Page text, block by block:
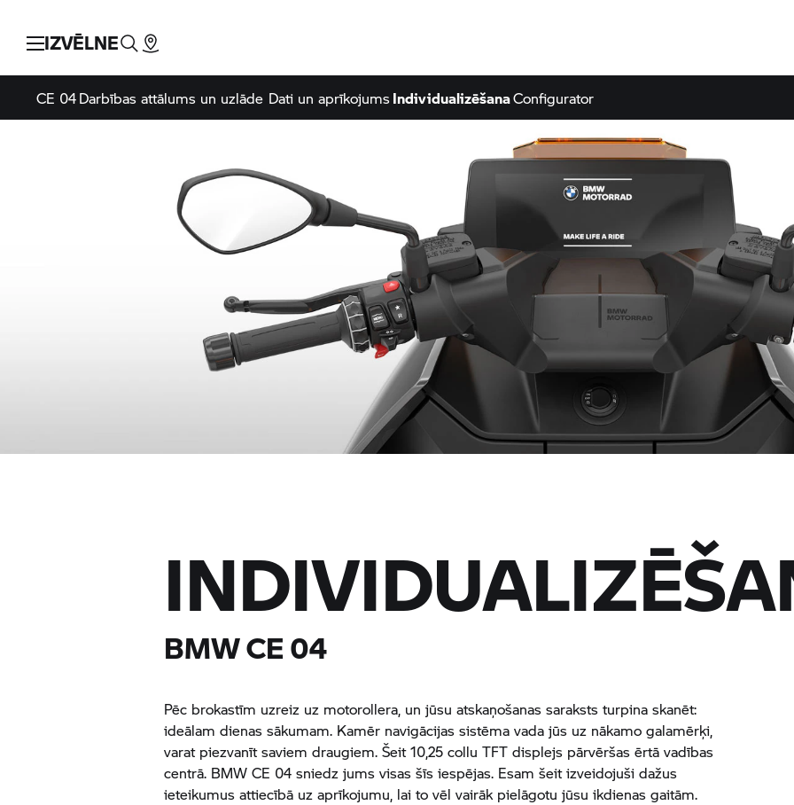
IZVĒLNE
CE 04Darbības attālums un uzlāde Dati un aprīkojumsIndividualizēšanaConfigurator
BMW CE 04
Pēc brokastīm uzreiz uz motorollera, un jūsu atskaņošanas saraksts turpina skanēt:
ideālam dienas sākumam. Kamēr navigācijas sistēma vada jūs uz nākamo galamērķi,
varat piezvanīt saviem draugiem. Šeit 10,25 collu TFT displejs pārvēršas ērtā vadības
centrā. BMW CE 04 sniedz jums visas šīs iespējas. Esam šeit izveidojuši dažus
ieteikumus attiecībā uz aprīkojumu, lai to vēl vairāk pielāgotu jūsu ikdienas gaitām.